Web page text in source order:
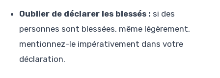
Oublier de déclarer les blessés : si des
personnes sont blessées, même légèrement,
mentionnez-le impérativement dans votre
déclaration.